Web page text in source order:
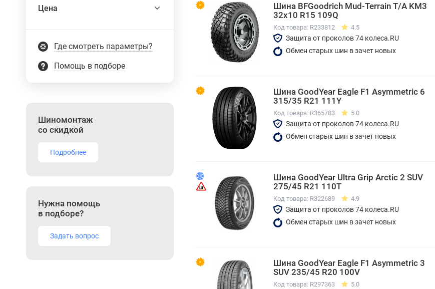
Цена
Где смотреть параметры?
Помощь в подборе
Шиномонтаж
со скидкой
Подробнее
Нужна помощь
в подборе?
Задать вопрос
Шина BFGoodrich Mud-Terrain T/A KM3
32x10 R15 109Q
Код товара: R233812 4.5
Защита от проколов 74 колеса.RU
Обмен старых шин в зачет новых
Шина GoodYear Eagle F1 Asymmetric 6
315/35 R21 111Y
Код товара: R365783 5.0
Защита от проколов 74 колеса.RU
Обмен старых шин в зачет новых
Шина GoodYear Ultra Grip Arctic 2 SUV
275/45 R21 110T
Код товара: R322689 4.9
Защита от проколов 74 колеса.RU
Обмен старых шин в зачет новых
Шина GoodYear Eagle F1 Asymmetric 3
SUV 235/45 R20 100V
Код товара: R297363 5.0